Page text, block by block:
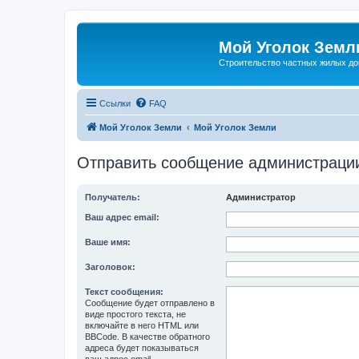
Мой Уголок
Cтроительство частных жилых
Ссылки FAQ
Мой Уголок Земли Мой Уголок Земли
Отправить сообщение
Получатель: Администратор
Ваш адрес email:
Ваше имя:
Заголовок:
Текст сообщения:
Сообщение будет отправлено в
виде простого текста, не
включайте в него HTML или
BBCode. В качестве обратного
адреса будет показываться